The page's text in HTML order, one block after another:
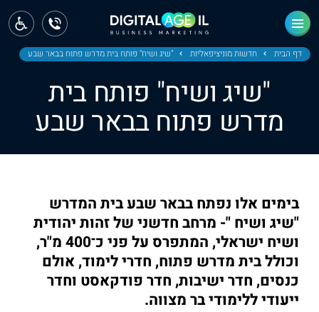
דף הבית חדשות מוניציפאליות "שיג ושיח" פותח בית מדרש פתוח בבאר שבע
"שיג ושיח" פותח בית
מדרש פתוח בבאר שבע
בימים אלו נפתח בבאר שבע בית המדרש
"שיג ושיח "- מרחב חדשני של זהות יהודית
ושיח ישראלי, המתפרס על פני כ־400 מ"ר,
וכולל בית מדרש פתוח, חדרי לימוד, אולם
כנסים, חדר ישיבות, חדר פודקאסט וחדר
ייעודי ללימודי בר מצווה.
ראשי
חדשות
מחוז צפון
מחוז חיפה
מחוז מרכז
ירושלים
תל אביב